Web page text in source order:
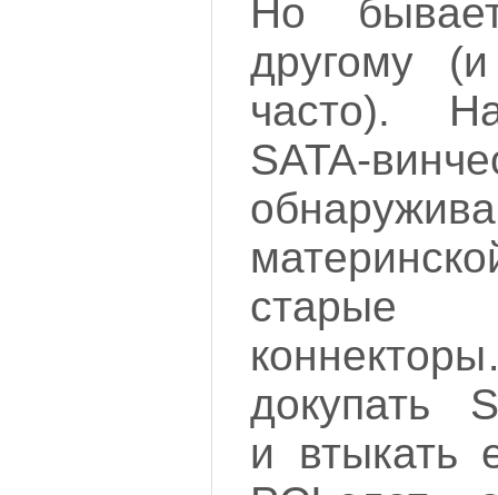
Но
другому
часто).
SATA-
старые
докупать
и втыкать